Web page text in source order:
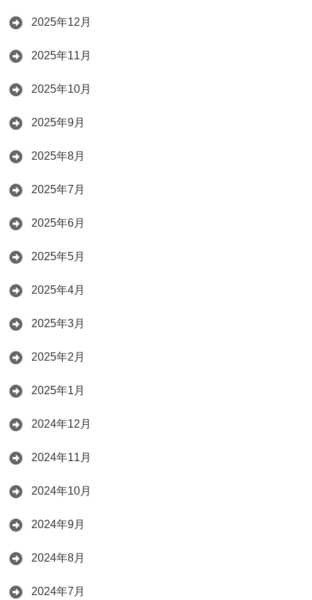
2025年12月
2025年11月
2025年10月
2025年9月
2025年8月
2025年7月
2025年6月
2025年5月
2025年4月
2025年3月
2025年2月
2025年1月
2024年12月
2024年11月
2024年10月
2024年9月
2024年8月
2024年7月